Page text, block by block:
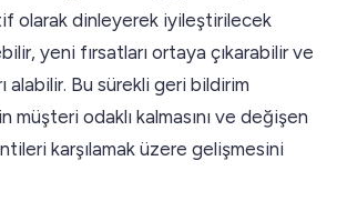
olarak dinleyerek iyileştirilecek
yeni fırsatları ortaya çıkarabilir ve
alabilir. Bu sürekli geri bildirim
müşteri odaklı kalmasını ve değişen
karşılamak üzere gelişmesini